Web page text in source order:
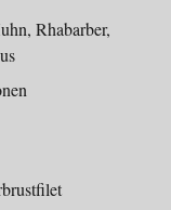
Rhabarber,